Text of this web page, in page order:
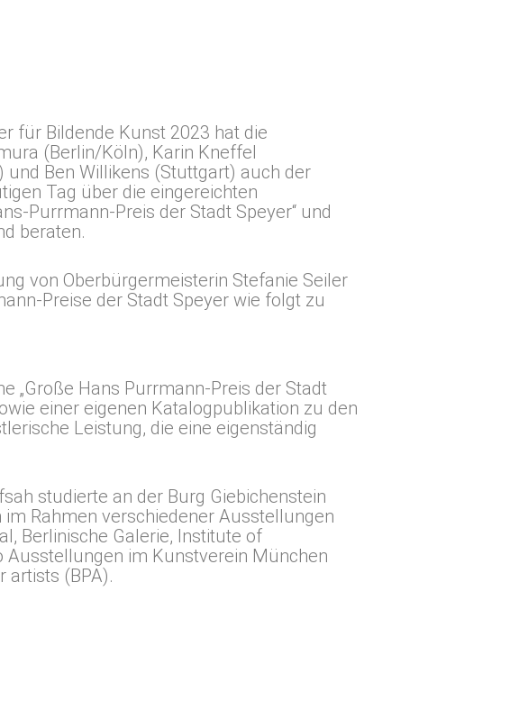
für Bildende Kunst 2023 hat die
(Berlin/Köln), Karin Kneffel
Ben Willikens (Stuttgart) auch der
Tag über die eingereichten
Purrmann-Preis der Stadt Speyer“ und
beraten.
von Oberbürgermeisterin Stefanie Seiler
Preise der Stadt Speyer wie folgt zu
„Große Hans Purrmann-Preis der Stadt
einer eigenen Katalogpublikation zu den
Leistung, die eine eigenständig
studierte an der Burg Giebichenstein
Rahmen verschiedener Ausstellungen
Berlinische Galerie, Institute of
Ausstellungen im Kunstverein München
artists (BPA).